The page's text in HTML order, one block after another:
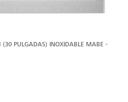
(30 PULGADAS) INOXIDABLE MABE -